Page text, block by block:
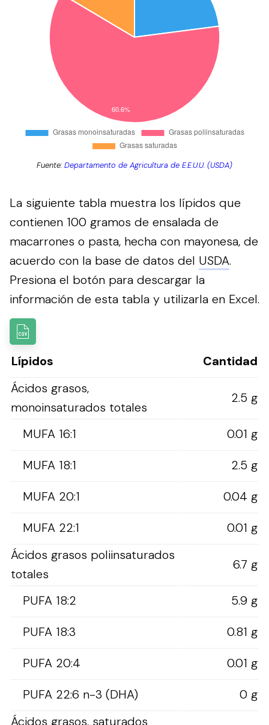
Fuente:Departamento de Agricultura de E.E.U.U. (USDA)
La siguiente tabla muestra los lípidos que
contienen 100 gramos de ensalada de
macarrones o pasta, hecha con mayonesa, de
acuerdo con la base de datos del USDA.
Presiona el botón para descargar la
información de esta tabla y utilizarla en Excel.
Lípidos
Cantidad
Ácidos grasos,
monoinsaturados totales
2.5 g
MUFA 16:1
0.01 g
MUFA 18:1
2.5 g
MUFA 20:1
0.04 g
MUFA 22:1
0.01 g
Ácidos grasos poliinsaturados
totales
6.7 g
PUFA 18:2
5.9 g
PUFA 18:3
0.81 g
PUFA 20:4
0.01 g
PUFA 22:6 n-3 (DHA)
0 g
Ácidos grasos, saturados